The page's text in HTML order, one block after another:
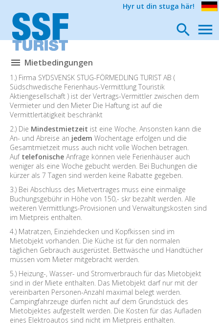
Hyr ut din stuga här!
Mietbedingungen
1.) Firma SYDSVENSK STUG-FÖRMEDLING TURIST AB (
Südschwedische Ferienhaus-Vermittlung Touristik
Aktiengesellschaft ) ist der Vertrags-Vermittler zwischen dem
Vermieter und den Mieter Die Haftung ist auf die
Vermittlertätigkeit beschränkt
2.) Die Mindestmietzeit ist eine Woche. Ansonsten kann die
An- und Abreise an jedem Wochentage erfolgen und die
Gesamtmietzeit muss auch nicht volle Wochen betragen.
Auf telefonische Anfrage können viele Ferienhäuser auch
weniger als eine Woche gebucht werden. Bei Buchungen die
kürzer als 7 Tagen sind werden keine Rabatte gegeben.
3.) Bei Abschluss des Mietvertrages muss eine einmalige
Buchungsgebühr in Höhe von 150,- skr bezahlt werden. Alle
weiteren Vermittlungs-Provisionen und Verwaltungskosten sind
im Mietpreis enthalten.
4.) Matratzen, Einziehdecken und Kopfkissen sind im
Mietobjekt vorhanden. Die Küche ist für den normalen
täglichen Gebrauch ausgerüstet. Bettwäsche und Handtücher
müssen vom Mieter mitgebracht werden.
5.) Heizung-, Wasser- und Stromverbrauch für das Mietobjekt
sind in der Miete enthalten. Das Mietobjekt darf nur mit der
vereinbarten Personen-Anzahl maximal belegt werden.
Campingfahrzeuge dürfen nicht auf dem Grundstück des
Mietobjektes aufgestellt werden. Die Kosten für das Aufladen
eines Elektroautos sind nicht im Mietpreis enthalten.